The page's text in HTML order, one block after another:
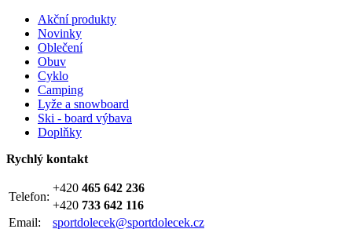
Akční produkty
Novinky
Oblečení
Obuv
Cyklo
Camping
Lyže a snowboard
Ski - board výbava
Doplňky
Rychlý kontakt
Telefon:
+420 465 642 236
+420 733 642 116
Email:
sportdolecek@sportdolecek.cz